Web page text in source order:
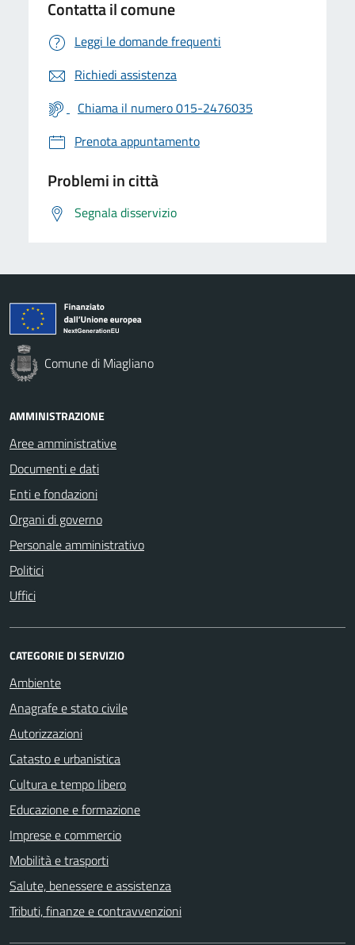
Contatta il comune
Leggi le domande frequenti
Richiedi assistenza
Chiama il numero 015-2476035
Prenota appuntamento
Problemi in città
Segnala disservizio
Comune di Miagliano
AMMINISTRAZIONE
Aree amministrative
Documenti e dati
Enti e fondazioni
Organi di governo
Personale amministrativo
Politici
Uffici
CATEGORIE DI SERVIZIO
Ambiente
Anagrafe e stato civile
Autorizzazioni
Catasto e urbanistica
Cultura e tempo libero
Educazione e formazione
Imprese e commercio
Mobilità e trasporti
Salute, benessere e assistenza
Tributi, finanze e contravvenzioni